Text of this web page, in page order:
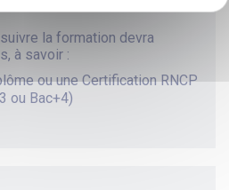
la formation devra
à savoir :
ou une Certification RNCP
ou Bac+4)